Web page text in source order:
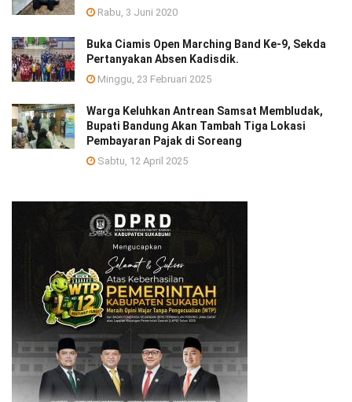
Rabu, 3 Juni 2020
Buka Ciamis Open Marching Band Ke-9, Sekda
Pertanyakan Absen Kadisdik.
Minggu, 23 Februari 2025
Warga Keluhkan Antrean Samsat Membludak,
Bupati Bandung Akan Tambah Tiga Lokasi
Pembayaran Pajak di Soreang
Sabtu, 12 April 2025